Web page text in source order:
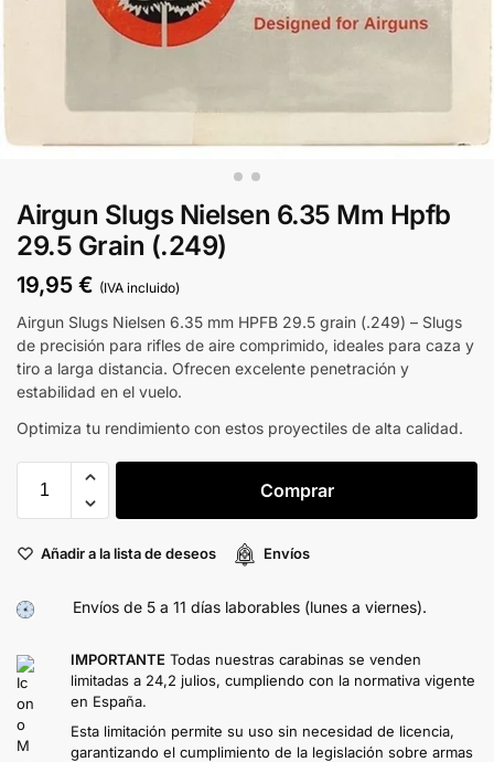
Airgun Slugs Nielsen 6.35 Mm Hpfb
29.5 Grain (.249)
19,95 € (IVA incluido)
Airgun Slugs Nielsen 6.35 mm HPFB 29.5 grain (.249) – Slugs
de precisión para rifles de aire comprimido, ideales para caza y
tiro a larga distancia. Ofrecen excelente penetración y
estabilidad en el vuelo.
Optimiza tu rendimiento con estos proyectiles de alta calidad.
Comprar
Añadir a la lista de deseos Envíos
Envíos de 5 a 11 días laborables (lunes a viernes).
IMPORTANTE Todas nuestras carabinas se venden
limitadas a 24,2 julios, cumpliendo con la normativa vigente
en España.
Esta limitación permite su uso sin necesidad de licencia,
garantizando el cumplimiento de la legislación sobre armas